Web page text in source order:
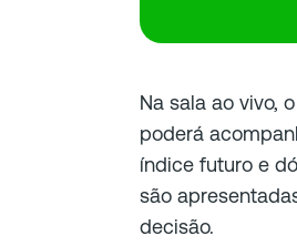
Na sala ao vivo,
poderá
índice futuro e
são
decisão.